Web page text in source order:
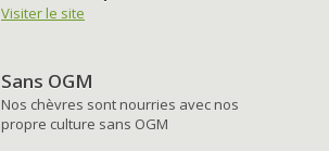
Visiter le site
Sans OGM
Nos chèvres sont nourries avec nos
propre culture sans OGM